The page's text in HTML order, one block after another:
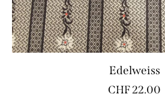
Edelweiss
CHF22.00